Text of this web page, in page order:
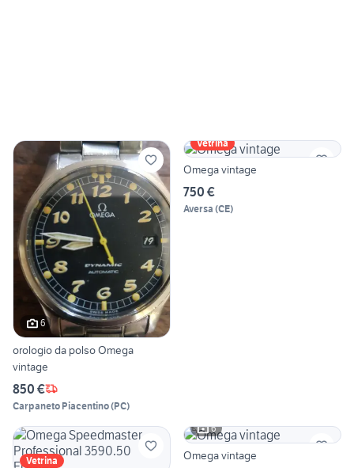
6
orologio da polso Omega
vintage
850 €
Carpaneto Piacentino(PC)
Vetrina
Omega vintage
750 €
Aversa (CE)
Vetrina
6
Omega vintage